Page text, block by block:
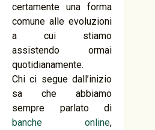
certamente una forma
comune alle evoluzioni
a cui stiamo
assistendo ormai
quotidianamente.
Chi ci segue dall’inizio
sa che abbiamo
sempre parlato di
banche online,